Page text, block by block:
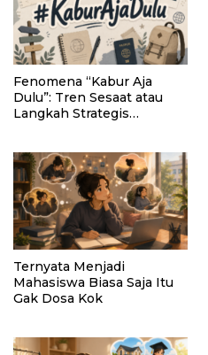
Fenomena “Kabur Aja
Dulu”: Tren Sesaat atau
Langkah Strategis
Ternyata Menjadi
Mahasiswa Biasa Saja Itu
Gak Dosa Kok